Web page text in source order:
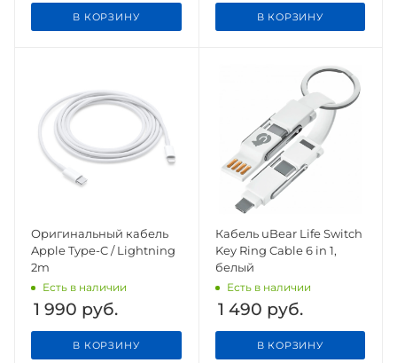
В КОРЗИНУ В КОРЗИНУ
Оригинальный кабель
Apple Type-C / Lightning
2m
Есть в наличии
1 990 руб.
В КОРЗИНУ
Кабель uBear Life Switch
Key Ring Cable 6 in 1,
белый
Есть в наличии
1 490 руб.
В КОРЗИНУ